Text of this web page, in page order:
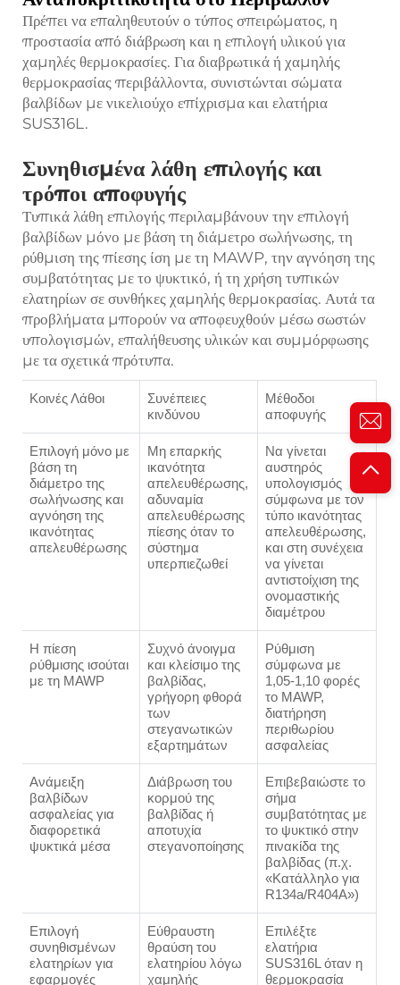
Πρέπει να επαληθευτούν ο τύπος σπειρώματος, η
προστασία από διάβρωση και η επιλογή υλικού για
χαμηλές θερμοκρασίες. Για διαβρωτικά ή χαμηλής
θερμοκρασίας περιβάλλοντα, συνιστώνται σώματα
βαλβίδων με νικελιούχο επίχρισμα και ελατήρια
SUS316L.
Συνηθισμένα λάθη επιλογής και
τρόποι αποφυγής
Τυπικά λάθη επιλογής περιλαμβάνουν την επιλογή
βαλβίδων μόνο με βάση τη διάμετρο σωλήνωσης, τη
ρύθμιση της πίεσης ίση με τη MAWP, την αγνόηση της
συμβατότητας με το ψυκτικό, ή τη χρήση τυπικών
ελατηρίων σε συνθήκες χαμηλής θερμοκρασίας. Αυτά τα
προβλήματα μπορούν να αποφευχθούν μέσω σωστών
υπολογισμών, επαλήθευσης υλικών και συμμόρφωσης
με τα σχετικά πρότυπα.
Κοινές Λάθοι
Συνέπειες
κινδύνου
Μέθοδοι
αποφυγής
Επιλογή μόνο με
βάση τη
διάμετρο της
σωλήνωσης και
αγνόηση της
ικανότητας
απελευθέρωσης
Μη επαρκής
ικανότητα
απελευθέρωσης,
αδυναμία
απελευθέρωσης
πίεσης όταν το
σύστημα
υπερπιεζωθεί
Να γίνεται
αυστηρός
υπολογισμός
σύμφωνα με τον
τύπο ικανότητας
απελευθέρωσης,
και στη συνέχεια
να γίνεται
αντιστοίχιση της
ονομαστικής
διαμέτρου
Η πίεση
ρύθμισης ισούται
με τη MAWP
Συχνό άνοιγμα
και κλείσιμο της
βαλβίδας,
γρήγορη φθορά
των
στεγανωτικών
εξαρτημάτων
Ρύθμιση
σύμφωνα με
1,05-1,10 φορές
το MAWP,
διατήρηση
περιθωρίου
ασφαλείας
Ανάμειξη
βαλβίδων
ασφαλείας για
διαφορετικά
ψυκτικά μέσα
Διάβρωση του
κορμού της
βαλβίδας ή
αποτυχία
στεγανοποίησης
Επιβεβαιώστε το
σήμα
συμβατότητας με
το ψυκτικό στην
πινακίδα της
βαλβίδας (π.χ.
«Κατάλληλο για
R134a/R404A»)
Επιλογή
συνηθισμένων
ελατηρίων για
εφαρμογές
Εύθραυστη
θραύση του
ελατηρίου λόγω
χαμηλής
Επιλέξτε
ελατήρια
SUS316L όταν η
θερμοκρασία